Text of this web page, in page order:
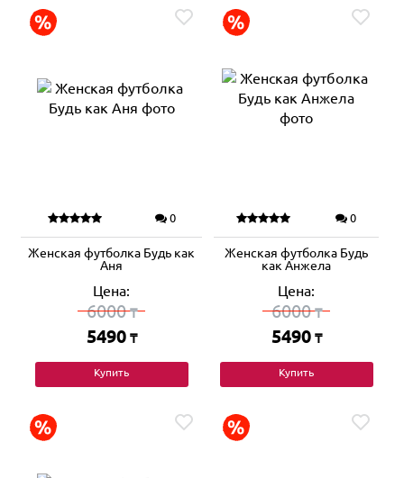
0
Женская футболка Будь как
Аня
Цена:
6000₸
5490 ₸
Купить
0
Женская футболка Будь
как Анжела
Цена:
6000₸
5490 ₸
Купить